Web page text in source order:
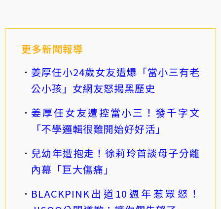
更多新聞報導
姜厚任小24歲女友遭爆「當小三有老
公小孩」女網友怒揭黑歷史
姜厚任女友遭控當小三！發千字文
「不學邏輯很難開始好好活」
兒幼年遭抱走！徐莉玲首談母子分離
內幕「巨大傷痛」
BLACKPINK出道10週年惹眾怒！